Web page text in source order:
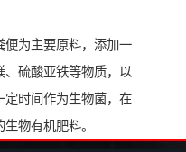
便为主要原料，添加一
、硫酸亚铁等物质，以
定时间作为生物菌，在
物有机肥料。